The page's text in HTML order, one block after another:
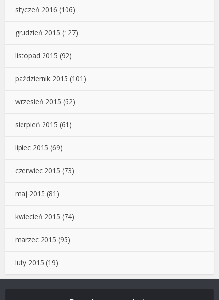
styczeń 2016 (106)
grudzień 2015 (127)
listopad 2015 (92)
październik 2015 (101)
wrzesień 2015 (62)
sierpień 2015 (61)
lipiec 2015 (69)
czerwiec 2015 (73)
maj 2015 (81)
kwiecień 2015 (74)
marzec 2015 (95)
luty 2015 (19)